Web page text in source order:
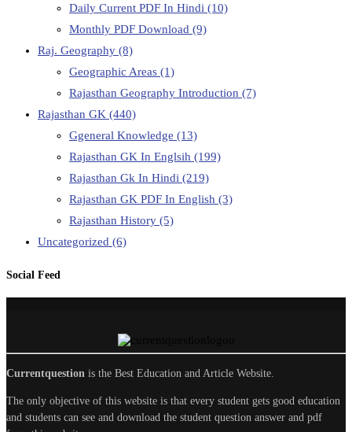
Daily Current PDF In Hindi (10)
Monthly PDF Download (9)
Raj. Geography (8)
Geographic Areas (1)
Rajasthan Geography Introduction (7)
Rajasthan GK (440)
Ggeneral Knowledge (13)
Rajasthan GK In Englsih (199)
Rajasthan Gk In Hindi (219)
Rajasthan GK PDF In English (3)
Rajasthan History (5)
Uncategorized (6)
Social Feed
Currentquestion is the Best Education and Article Website.
The only objective of this website is that every student gets good education
and students can see and download the student question answer and pdf